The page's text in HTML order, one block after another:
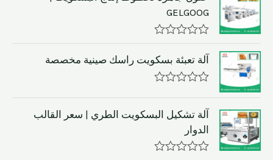
o
5
t
e
d
0
o
u
t
o
f
5
GELGOOG
R
a
t
e
0
o
u
t
f
آلة تعبئة بسكويت راسك صينية مخصصة
t
e
d
0
o
آلة تشكيل البسكويت الطري | سعر القالب
الدوار